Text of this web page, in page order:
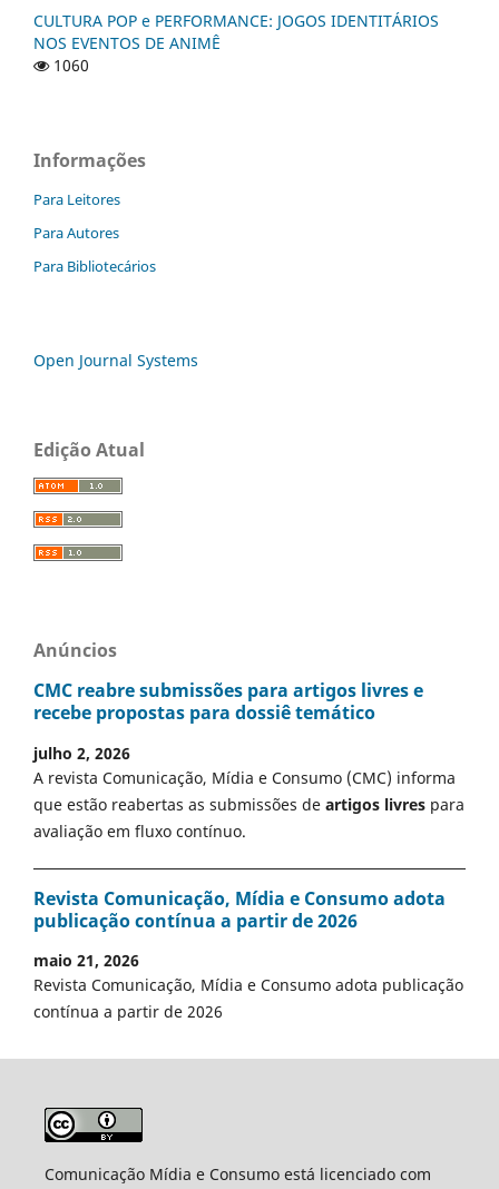
CULTURA POP e PERFORMANCE: JOGOS IDENTITÁRIOS
NOS EVENTOS DE ANIMÊ
1060
Informações
Para Leitores
Para Autores
Para Bibliotecários
Open Journal Systems
Edição Atual
Anúncios
CMC reabre submissões para artigos livres e
recebe propostas para dossiê temático
julho 2, 2026
A revista Comunicação, Mídia e Consumo (CMC) informa
que estão reabertas as submissões de artigos livres para
avaliação em fluxo contínuo.
Revista Comunicação, Mídia e Consumo adota
publicação contínua a partir de 2026
maio 21, 2026
Revista Comunicação, Mídia e Consumo adota publicação
contínua a partir de 2026
Comunicação Mídia e Consumo está licenciado com